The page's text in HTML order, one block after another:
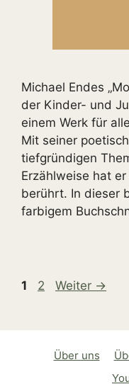
Michael Endes
der Kinder- und
einem Werk für
Mit seiner
tiefgründigen
Erzählweise hat
berührt. In dieser
farbigem
Seite
1 Seite
2 Weiter →
Über uns